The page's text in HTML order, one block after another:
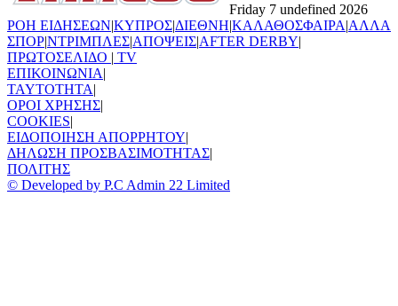
Friday 7 undefined 2026
ΡΟΗ ΕΙΔΗΣΕΩΝ|ΚΥΠΡΟΣ|ΔΙΕΘΝΗ|ΚΑΛΑΘΟΣΦΑΙΡΑ|ΑΛΛΑ
ΣΠΟΡ|ΝΤΡΙΜΠΛΕΣ|ΑΠΟΨΕΙΣ|AFTER DERBY|
ΠΡΩΤΟΣΕΛΙΔΟ | TV
ΕΠΙΚΟΙΝΩΝΙΑ|
TAYTOTHTA|
ΟΡΟΙ ΧΡΗΣΗΣ|
COOKIES|
ΕΙΔΟΠΟΙΗΣΗ ΑΠΟΡΡΗΤΟΥ|
ΔΗΛΩΣΗ ΠΡΟΣΒΑΣΙΜΟΤΗΤΑΣ|
ΠΟΛΙΤΗΣ
© Developed by P.C Admin 22 Limited